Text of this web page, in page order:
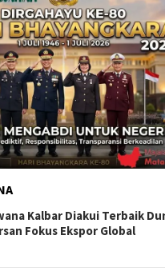
Kalbar Diakui Terbaik
Fokus Ekspor Global